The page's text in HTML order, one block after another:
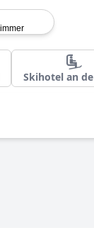
Skihotel an